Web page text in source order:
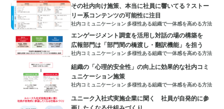
その社内向け施策、本当に社員に響いてる？ストー
リー系コンテンツの可能性に注目
社内コミュニケーション 多様性ある組織で一体感を高める方法
エンゲージメント調査を活用し対話の場の構築を
広報部門は「部門間の橋渡し・翻訳機能」を担う
社内コミュニケーション 多様性ある組織で一体感を高める方法
組織の「心理的安全性」の向上に効果的な社内コミ
ュニケーション施策
社内コミュニケーション 多様性ある組織で一体感を高める方法
ユニーク入社式実施企業に聞く 社員が自発的に参